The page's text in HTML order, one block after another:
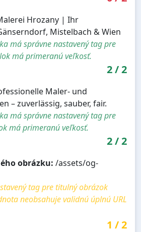
Hrozany | Ihr
Mistelbach & Wien
má správne nastavený tag pre
má primeranú veľkosť.
2/2
Maler- und
– zuverlässig, sauber, fair.
má správne nastavený tag pre
má primeranú veľkosť.
2/2
obrázku: /assets/og-
tag pre titulný obrázok
neobsahuje validnú úplnú URL
1 /2